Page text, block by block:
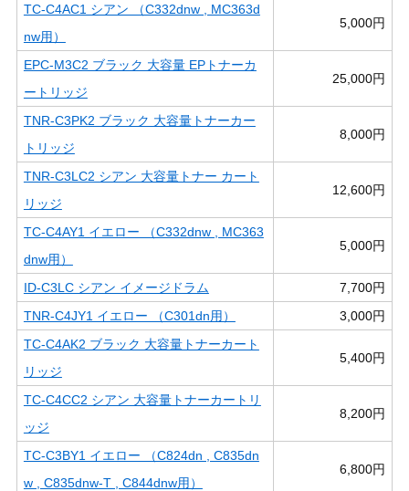
TC-C4AC1 シアン （C332dnw , MC363d
nw用）
5,000円
EPC-M3C2 ブラック 大容量 EPトナーカ
ートリッジ
25,000円
TNR-C3PK2 ブラック 大容量トナーカー
トリッジ
8,000円
TNR-C3LC2 シアン 大容量トナー カート
リッジ
12,600円
TC-C4AY1 イエロー （C332dnw , MC363
dnw用）
5,000円
ID-C3LC シアン イメージドラム
7,700円
TNR-C4JY1 イエロー （C301dn用）
3,000円
TC-C4AK2 ブラック 大容量トナーカート
リッジ
5,400円
TC-C4CC2 シアン 大容量トナーカートリ
ッジ
8,200円
TC-C3BY1 イエロー （C824dn , C835dn
w , C835dnw-T , C844dnw用）
6,800円